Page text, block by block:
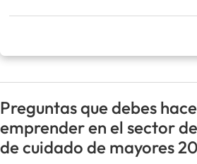
Preguntas que debes
emprender en el sector
de cuidado de mayores